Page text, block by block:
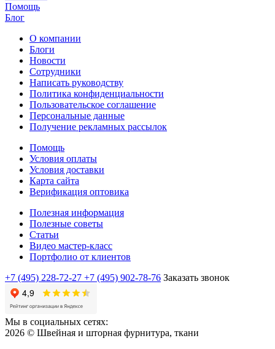
Помощь
Блог
О компании
Блоги
Новости
Сотрудники
Написать руководству
Политика конфиденциальности
Пользовательское соглашение
Персональные данные
Получение рекламных рассылок
Помощь
Условия оплаты
Условия доставки
Карта сайта
Верификация оптовика
Полезная информация
Полезные советы
Статьи
Видео мастер-класс
Портфолио от клиентов
+7 (495) 228-72-27 +7 (495) 902-78-76 Заказать звонок
Мы в социальных сетях:
2026 © Швейная и шторная фурнитура, ткани